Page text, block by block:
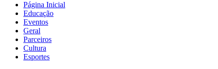
Página Inicial
Educação
Eventos
Geral
Parceiros
Cultura
Esportes